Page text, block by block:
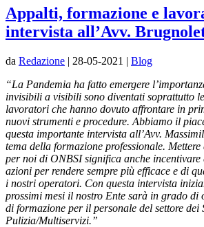
Appalti, formazione e
intervista all’Avv.
da Redazione | 28-05-2021 | Blog
“La Pandemia ha fatto emergere
invisibili a visibili sono diventati soprattutto
lavoratori che hanno dovuto affrontare in
nuovi strumenti e procedure. Abbiamo il
questa importante intervista all’Avv.
tema della formazione professionale.
per noi di ONBSI significa anche incentivare
azioni per rendere sempre più efficace e di
i nostri operatori. Con questa intervista
prossimi mesi il nostro Ente sarà in grado
di formazione per il personale del settore dei
Pulizia/Multiservizi.”